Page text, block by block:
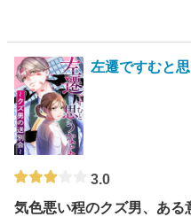
左遷ですむと
3.0
気色悪い程のクズ男、ある